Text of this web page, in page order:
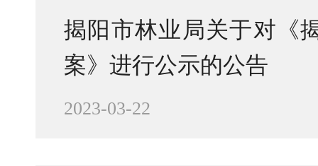
揭阳市林业局关于对《
案》进行公示的公告
2023-03-22